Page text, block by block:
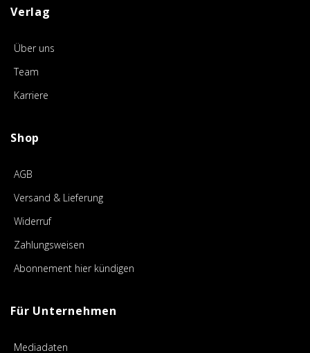
Verlag
Über uns
Team
Karriere
Shop
AGB
Versand & Lieferung
Widerruf
Zahlungsweisen
Abonnement hier kündigen
Für Unternehmen
Mediadaten